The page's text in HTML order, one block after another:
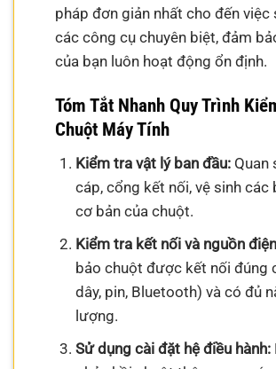
pháp đơn giản nhất cho đến việc
các công cụ chuyên biệt, đảm
của bạn luôn hoạt động ổn định.
Tóm Tắt Nhanh Quy Trình
Chuột Máy Tính
Kiểm tra vật lý ban đầu:Quan
cáp, cổng kết nối, vệ sinh các
cơ bản của chuột.
Kiểm tra kết nối và nguồn
bảo chuột được kết nối đúng
dây, pin, Bluetooth) và có đủ
lượng.
Sử dụng cài đặt hệ điều hành: